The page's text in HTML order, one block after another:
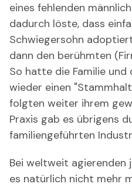
eines fehlenden
dadurch löste, dass
Schwiegersohn
dann den berühmten
So hatte die Familie und
wieder einen
folgten weiter ihrem
Praxis gab es übrigens
familiengeführten
Bei weltweit agierenden
es natürlich nicht mehr